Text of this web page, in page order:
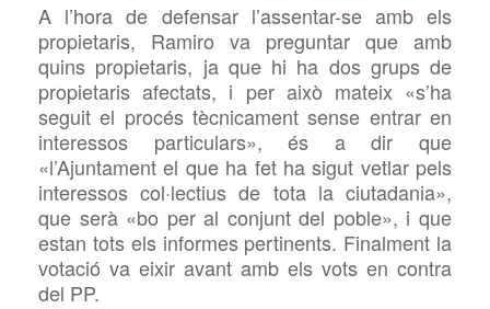
A l’hora de defensar l’assentar-se amb els
propietaris, Ramiro va preguntar que amb
quins propietaris, ja que hi ha dos grups de
propietaris afectats, i per això mateix «s’ha
seguit el procés tècnicament sense entrar en
interessos particulars», és a dir que
«l’Ajuntament el que ha fet ha sigut vetlar pels
interessos col·lectius de tota la ciutadania»,
que serà «bo per al conjunt del poble», i que
estan tots els informes pertinents. Finalment la
votació va eixir avant amb els vots en contra
del PP.